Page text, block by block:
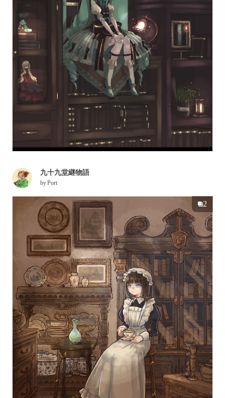
九十九堂継物語
byPort
2